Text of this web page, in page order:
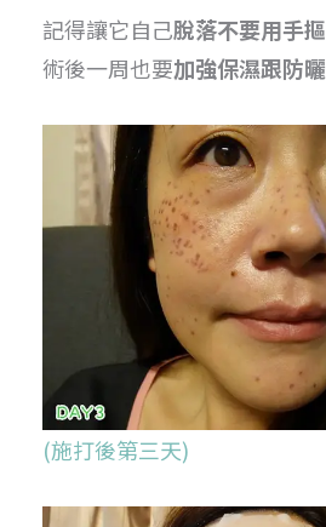
記得讓它自己脫落不要用手摳
術後一周也要加強保濕跟防曬
(施打後第三天)